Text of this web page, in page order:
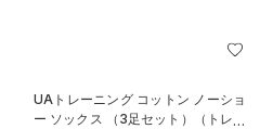
UAトレーニング コットン ノーショ
ー ソックス （3足セット）（トレー